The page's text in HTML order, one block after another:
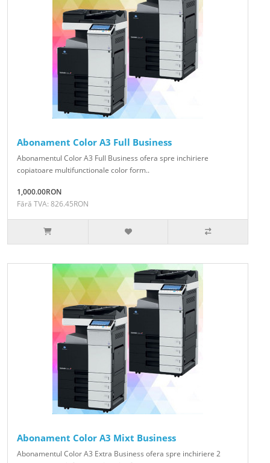
Abonament Color A3 Full Business
Abonamentul Color A3 Full Business ofera spre inchiriere
copiatoare multifunctionale color form..
1,000.00RON
Fără TVA: 826.45RON
Abonament Color A3 Mixt Business
Abonamentul Color A3 Extra Business ofera spre inchiriere 2